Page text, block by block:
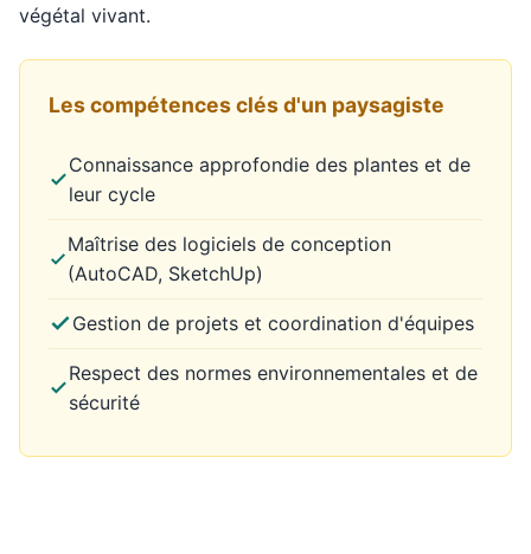
végétal vivant.
Les compétences clés d'un paysagiste
Connaissance approfondie des plantes et de
leur cycle
Maîtrise des logiciels de conception
(AutoCAD, SketchUp)
Gestion de projets et coordination d'équipes
Respect des normes environnementales et de
sécurité